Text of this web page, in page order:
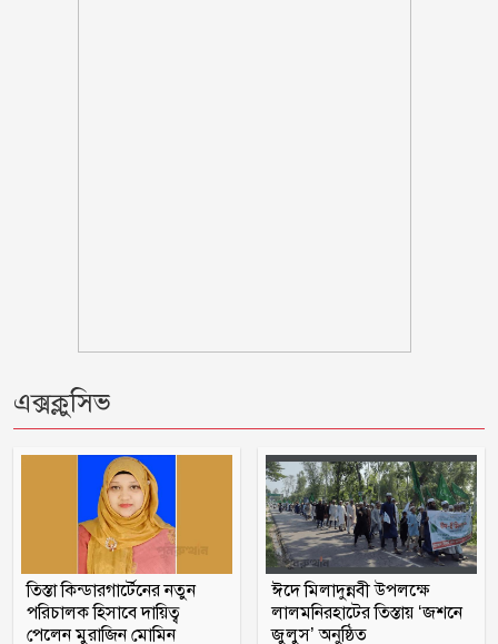
রাষ্ট্রপতি
গলাচিপায় ১০ পিস ইয়াবাসহ যুবক গ্রেপ্তার
গলাচিপায় জুলাই গণঅভ্যুত্থান দিবস পালিত
এক্সক্লুসিভ
তিস্তা কিন্ডারগার্টেনের নতুন
পরিচালক হিসাবে দায়িত্ব
পেলেন মুরাজিন মোমিন
ঈদে মিলাদুন্নবী উপলক্ষে
লালমনিরহাটের তিস্তায় ‘জশনে
জুলুস’ অনুষ্ঠিত